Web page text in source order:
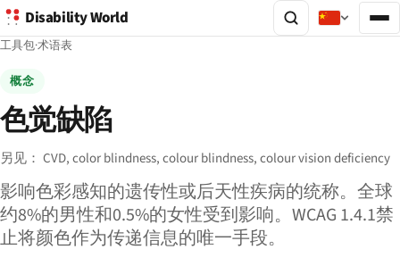
Disability World
工具包·术语表
概念
色觉缺陷
另见： CVD,color blindness,colour blindness,colour vision deficiency
影响色彩感知的遗传性或后天性疾病的统称。全球
约8%的男性和0.5%的女性受到影响。WCAG 1.4.1禁
止将颜色作为传递信息的唯一手段。